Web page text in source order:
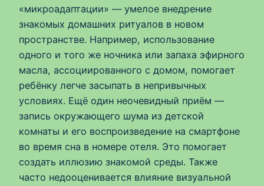
«микроадаптации» — умелое внедрение
знакомых домашних ритуалов в новом
пространстве. Например, использование
одного и того же ночника или запаха эфирного
масла, ассоциированного с домом, помогает
ребёнку легче засыпать в непривычных
условиях. Ещё один неочевидный приём —
запись окружающего шума из детской
комнаты и его воспроизведение на смартфоне
во время сна в номере отеля. Это помогает
создать иллюзию знакомой среды. Также
часто недооценивается влияние визуальной